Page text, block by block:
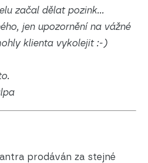
začal dělat pozink...
jen upozornění na vážné
klienta vykolejit :-)
prodáván za stejné